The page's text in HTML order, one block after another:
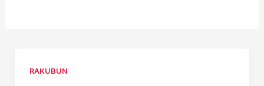
RAKUBUN